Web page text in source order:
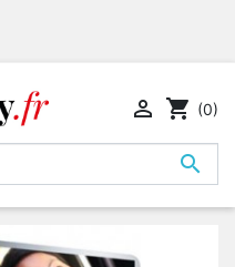

 shopping_cart (0)